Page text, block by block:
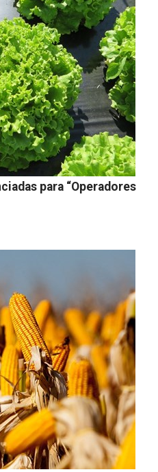
para “Operadores